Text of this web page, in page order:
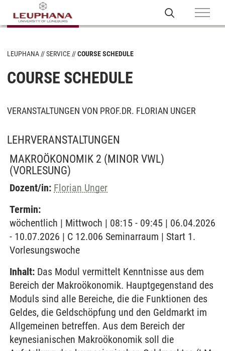
LEUPHANA SERVICE COURSE SCHEDULE
COURSE SCHEDULE
VERANSTALTUNGEN VON PROF.DR. FLORIAN UNGER
LEHRVERANSTALTUNGEN
MAKROÖKONOMIK 2 (MINOR VWL)
(VORLESUNG)
Dozent/in: Florian Unger
Termin:
wöchentlich | Mittwoch | 08:15 - 09:45 | 06.04.2026
- 10.07.2026 | C 12.006 Seminarraum | Start 1.
Vorlesungswoche
Inhalt: Das Modul vermittelt Kenntnisse aus dem
Bereich der Makroökonomik. Hauptgegenstand des
Moduls sind alle Bereiche, die die Funktionen des
Geldes, die Geldschöpfung und den Geldmarkt im
Allgemeinen betreffen. Aus dem Bereich der
keynesianischen Makroökonomik soll die